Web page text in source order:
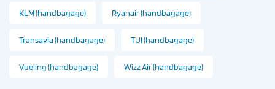
KLM (handbagage) Ryanair (handbagage)
Transavia (handbagage) TUI (handbagage)
Vueling (handbagage) Wizz Air (handbagage)